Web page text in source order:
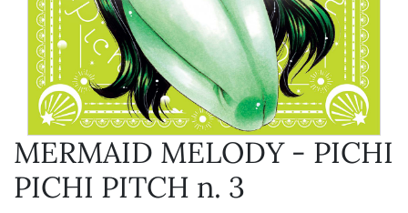
MERMAID MELODY - PICHI
PICHI PITCH n. 3